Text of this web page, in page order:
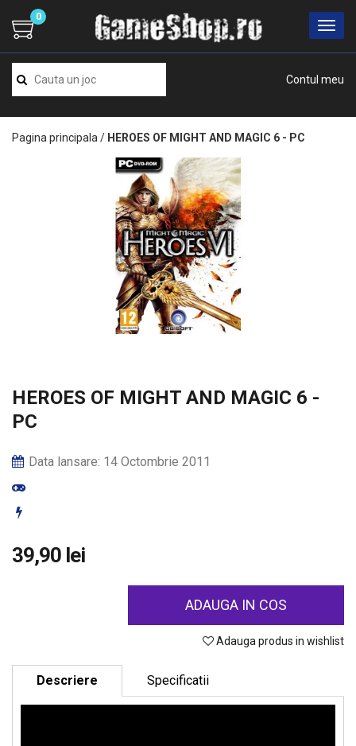
Contul meu
0
Pagina principala / HEROES OF MIGHT AND MAGIC 6 - PC
HEROES OF MIGHT AND MAGIC 6 -
PC
Data lansare: 14 Octombrie 2011
39,90 lei
ADAUGA IN COS
Adauga produs in wishlist
Descriere Specificatii